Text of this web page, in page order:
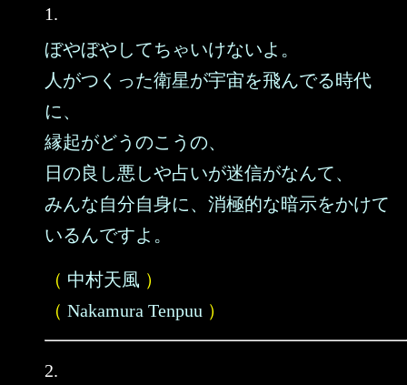
1.
ぼやぼやしてちゃいけないよ。
人がつくった衛星が宇宙を飛んでる時代
に、
縁起がどうのこうの、
日の良し悪しや占いが迷信がなんて、
みんな自分自身に、消極的な暗示をかけて
いるんですよ。
（ 中村天風 ）
（ Nakamura Tenpuu ）
2.